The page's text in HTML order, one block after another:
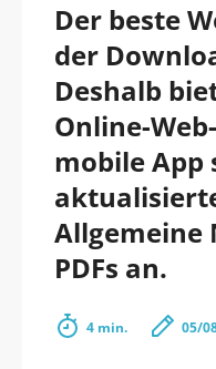
Der beste
der
Deshalb
Online-
mobile App
Allgemeine
PDFs an.
4 min. 05/